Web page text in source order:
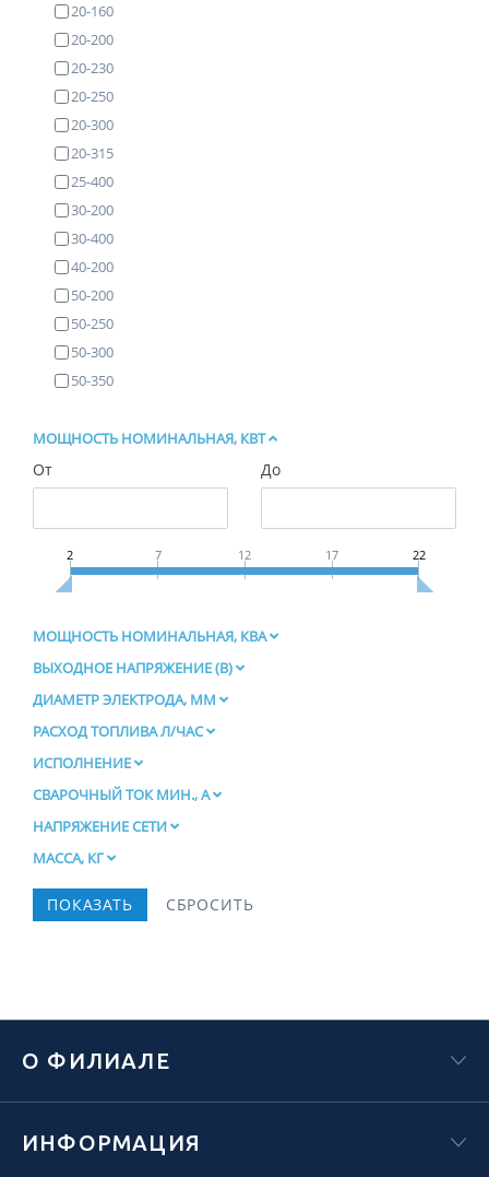
20-160
20-200
20-230
20-250
20-300
20-315
25-400
30-200
30-400
40-200
50-200
50-250
50-300
50-350
МОЩНОСТЬ НОМИНАЛЬНАЯ, КВТ
От До
2 7 12 17 22
МОЩНОСТЬ НОМИНАЛЬНАЯ, КВА
ВЫХОДНОЕ НАПРЯЖЕНИЕ (В)
ДИАМЕТР ЭЛЕКТРОДА, ММ
РАСХОД ТОПЛИВА Л/ЧАС
ИСПОЛНЕНИЕ
СВАРОЧНЫЙ ТОК МИН., А
НАПРЯЖЕНИЕ СЕТИ
МАССА, КГ
О ФИЛИАЛЕ
ИНФОРМАЦИЯ